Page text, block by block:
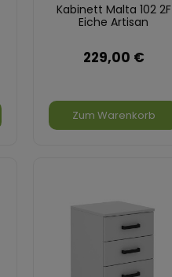
Kabinett Malta 102 2F
Eiche Artisan
229,00 €
Zum Warenkorb